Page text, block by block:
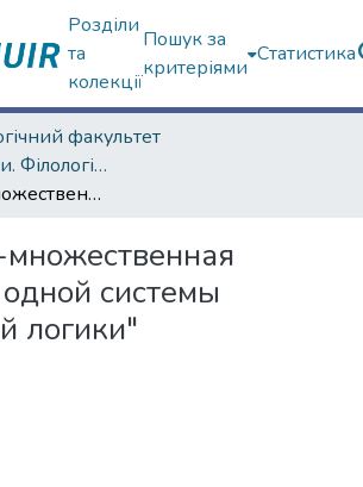
Розділи
та
колекції
Пошук за
критеріями
Статистика
факультет
Наукові роботи. Філологічний факультет
Теоретико-множественная семантика одной системы "обыденной логики"
системы
логики"